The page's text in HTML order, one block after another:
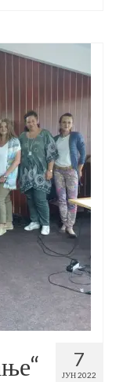
7
ЈУН 2022